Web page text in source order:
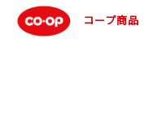
コープ商品